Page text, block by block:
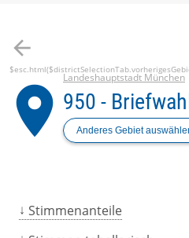
arrow_back
place
Landeshauptstadt München
950 -
Anderes Gebiet
Stimmenanteile